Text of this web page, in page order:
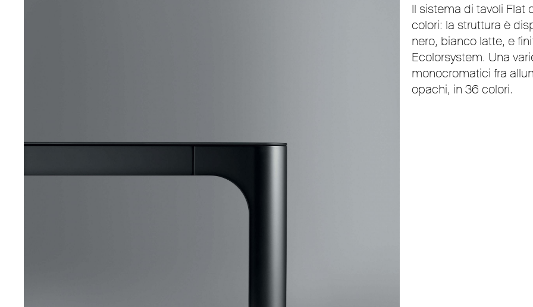
Il sistema di tavoli Flat
colori: la struttura è
nero, bianco latte, e
Ecolorsystem. Una
monocromatici fra
opachi, in 36 colori.